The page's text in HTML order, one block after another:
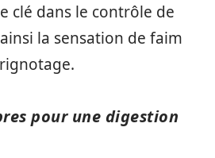
clé dans le contrôle de
la sensation de faim
pour une digestion